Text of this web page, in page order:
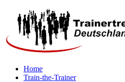
Home
Train-the-Trainer